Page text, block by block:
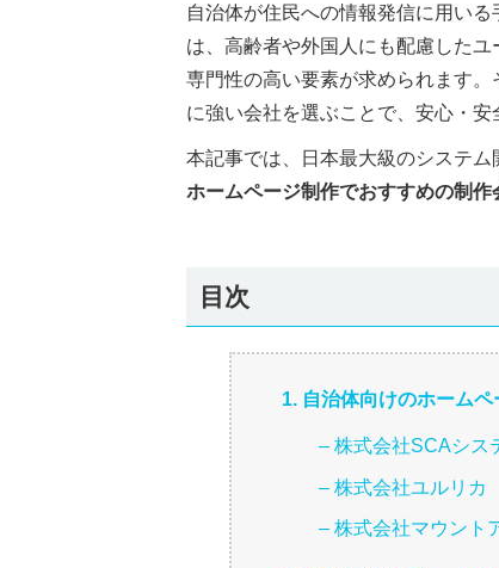
自治体が住民への情報発信に用い
は、高齢者や外国人にも配慮した
専門性の高い要素が求められます
に強い会社を選ぶことで、安心・安
本記事では、日本最大級のシステム
ホームページ制作でおすすめの制作
目次
1. 自治体向けのホーム
– 株式会社SCAシス
– 株式会社ユルリカ
– 株式会社マウント